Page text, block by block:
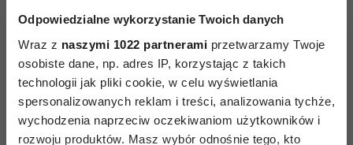
Odpowiedzialne wykorzystanie Twoich danych
Wraz z naszymi 1022 partnerami przetwarzamy Twoje
osobiste dane, np. adres IP, korzystając z takich
technologii jak pliki cookie, w celu wyświetlania
spersonalizowanych reklam i treści, analizowania tychże,
wychodzenia naprzeciw oczekiwaniom użytkowników i
rozwoju produktów. Masz wybór odnośnie tego, kto
Weź kąpiel z dodatkiem olejku lawendowego.
Jego zapach pomaga mózgowi wytwarzać fale
alfa. Poczujesz się doskonale zrelaksowana
i zyskasz inną, lepszą perspektywę na ten dzień
i życie.